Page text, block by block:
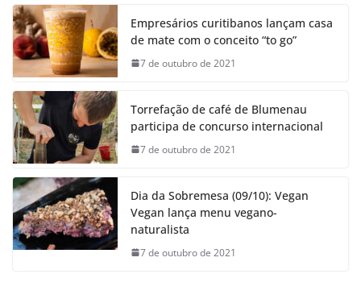
Empresários curitibanos lançam casa
de mate com o conceito “to go”
7 de outubro de 2021
Torrefação de café de Blumenau
participa de concurso internacional
7 de outubro de 2021
Dia da Sobremesa (09/10): Vegan
Vegan lança menu vegano-
naturalista
7 de outubro de 2021